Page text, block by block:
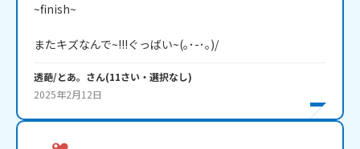
~finish~
またキズなんで~!!!ぐっばい~(｡･-･｡)/
透葩/とあ。 さん(11さい・ 選択なし)
2025年2月12日